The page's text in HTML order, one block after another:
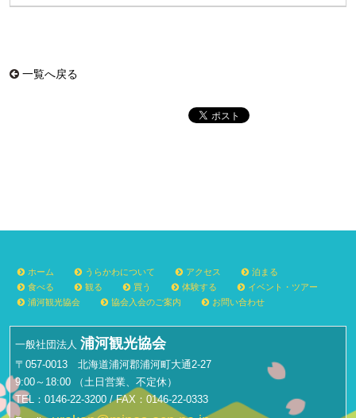
一覧へ戻る
ホーム うらかわについて アクセス
泊まる
食べる
観る 買う 体験する
イベント・ツアー
浦河観光協会
協会入会のご案内 お問い合わせ
一般社団法人 浦河観光協会
〒057-0013 北海道浦河郡浦河町大通2-27
9:00～18:00 （土日営業、不定休）
TEL：0146-22-3200 / FAX：0146-22-0333